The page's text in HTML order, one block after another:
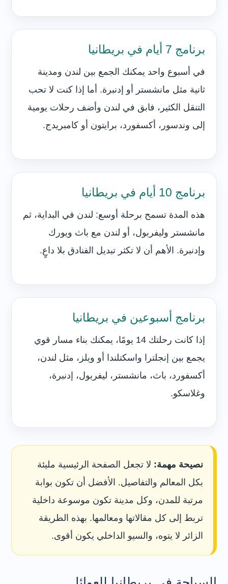
برنامج 7 أيام في بريطانيا
في أسبوع واحد يمكنك الجمع بين لندن ومدينة
ثانية مثل مانشستر أو إدنبرة. أما إذا كنت لا تحب
التنقل الكثير، فابق في لندن وأضف رحلات يومية
إلى وندسور، أكسفورد، برايتون أو كامبريدج.
برنامج 10 أيام في بريطانيا
هذه المدة تسمح برحلة أوسع: لندن في البداية، ثم
مانشستر وليفربول، أو لندن مع باث ويورك
وإدنبرة. الأهم أن لا تكثر تبديل الفنادق بلا داعٍ.
برنامج أسبوعين في بريطانيا
إذا كانت رحلتك 14 يومًا، يمكنك بناء مسار قوي
يجمع بين إنجلترا واسكتلندا أو ويلز، مثل لندن،
أكسفورد، باث، مانشستر، ليفربول، إدنبرة،
وغلاسكو.
نصيحة مهمة: لا تجعل الصفحة الرئيسية مليئة
بكل المعالم والتفاصيل. الأفضل أن تكون بوابة
مرتبة للمدن، وكل مدينة تكون موسوعة داخلية
تربط إلى كل مقالاتها ومعالمها. بهذه الطريقة
الزائر لا يتوه، والسيو الداخلي يكون أقوى.